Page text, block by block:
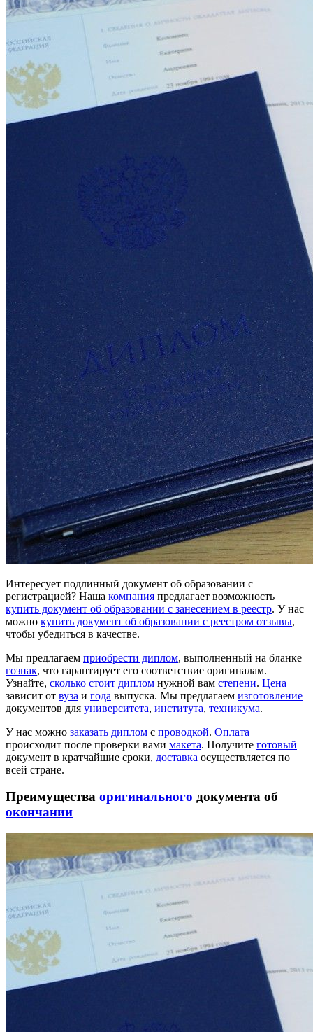
Интересует подлинный документ об образовании с
регистрацией? Наша компания предлагает возможность
купить документ об образовании с занесением в реестр. У нас
можно купить документ об образовании с реестром отзывы,
чтобы убедиться в качестве.
Мы предлагаем приобрести диплом, выполненный на бланке
гознак, что гарантирует его соответствие оригиналам.
Узнайте, сколько стоит диплом нужной вам степени. Цена
зависит от вуза и года выпуска. Мы предлагаем изготовление
документов для университета, института, техникума.
У нас можно заказать диплом с проводкой. Оплата
происходит после проверки вами макета. Получите готовый
документ в кратчайшие сроки, доставка осуществляется по
всей стране.
Преимущества оригинального документа об
окончании